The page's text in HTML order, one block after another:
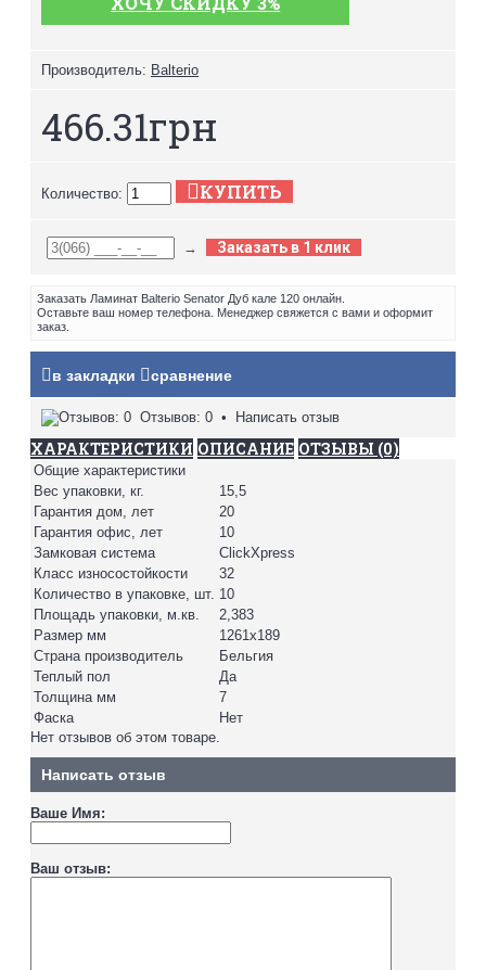
Производитель: Balterio
466.31грн
Количество: КУПИТЬ
→ Заказать в 1 клик
Заказать Ламинат Balterio Senator Дуб кале 120 онлайн.
Оставьте ваш номер телефона. Менеджер свяжется с вами и оформит
заказ.
в закладки сравнение
Отзывов: 0 • Написать отзыв
ХАРАКТЕРИСТИКИ ОПИСАНИЕ ОТЗЫВЫ (0)
Общие характеристики
Вес упаковки, кг.
15,5
Гарантия дом, лет
20
Гарантия офис, лет
10
Замковая система
ClickXpress
Класс износостойкости
32
Количество в упаковке, шт. 10
Площадь упаковки, м.кв.
2,383
Размер мм
1261х189
Страна производитель
Бельгия
Теплый пол
Да
Толщина мм
7
Фаска
Нет
Нет отзывов об этом товаре.
Написать отзыв
Ваше Имя:
Ваш отзыв: